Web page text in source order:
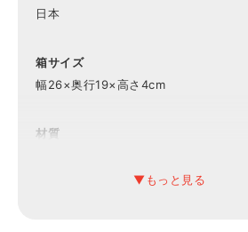
日本
箱サイズ
幅26×奥行19×高さ4cm
材質